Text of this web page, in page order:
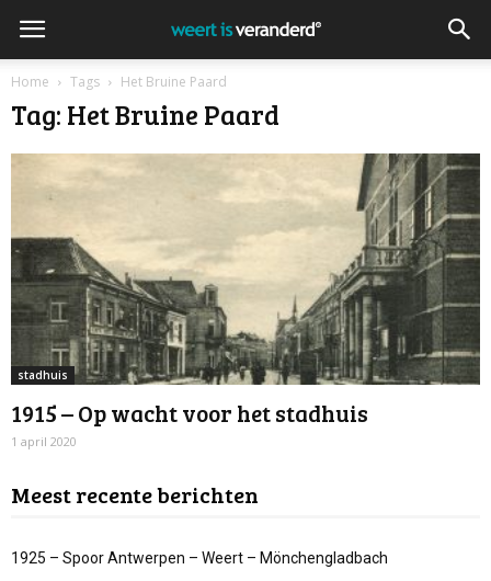
Home Tags Het Bruine Paard
Tag: Het Bruine Paard
stadhuis
1915 – Op wacht voor het stadhuis
1 april 2020
Meest recente berichten
1925 – Spoor Antwerpen – Weert – Mönchengladbach